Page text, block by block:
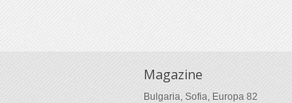
Magazine
Bulgaria, Sofia, Europa 82